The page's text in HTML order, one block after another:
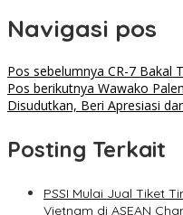
Navigasi pos
Pos sebelumnya CR-7 Bakal
Pos berikutnya Wawako
Disudutkan, Beri Apresiasi
Posting Terkait
PSSI Mulai Jual Tiket
Vietnam di ASEAN